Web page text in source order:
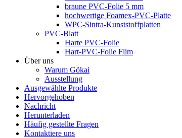
braune PVC-Folie 5 mm
hochwertige Foamex-PVC-Platte
WPC-Sintra-Kunststoffplatten
PVC-Blatt
Harte PVC-Folie
Hart-PVC-Folie Flim
Über uns
Warum Gökai
Ausstellung
Ausgewählte Produkte
Hervorgehoben
Nachricht
Herunterladen
Häufig gestellte Fragen
Kontaktiere uns